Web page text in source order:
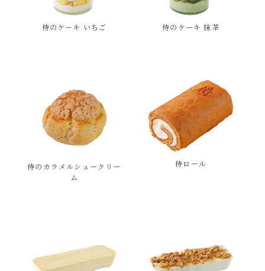
侍のケーキ いちご 侍のケーキ 抹茶
侍のカラメルシュークリー
ム
侍ロール